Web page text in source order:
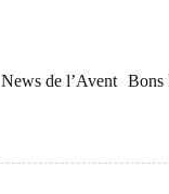
News de l’Avent Bons